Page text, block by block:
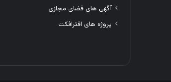
آگهی های فضای مجازی
پروژه های افترافکت